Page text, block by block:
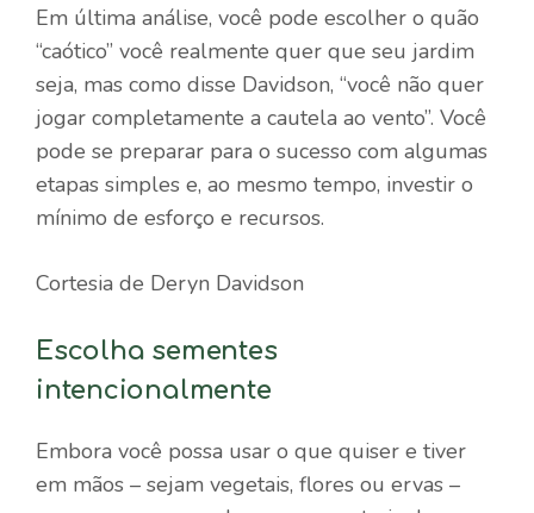
Em última análise, você pode escolher o quão
“caótico” você realmente quer que seu jardim
seja, mas como disse Davidson, “você não quer
jogar completamente a cautela ao vento”. Você
pode se preparar para o sucesso com algumas
etapas simples e, ao mesmo tempo, investir o
mínimo de esforço e recursos.
Cortesia de Deryn Davidson
Escolha sementes
intencionalmente
Embora você possa usar o que quiser e tiver
em mãos – sejam vegetais, flores ou ervas –